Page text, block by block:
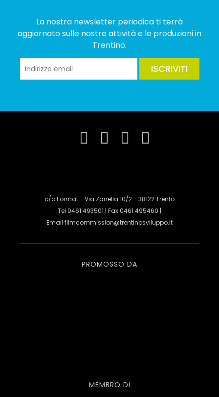
La nostra newsletter periodica ti terrà
aggiornato sulle nostre attività e le produzioni in
Trentino.
ISCRIVITI
c/o Format - Via Zanella 10/2 - 38122 Trento
Tel 0461.493501 | Fax 0461.495460 |
Email filmcommission@trentinosviluppo.it
PROMOSSO DA
MEMBRO DI